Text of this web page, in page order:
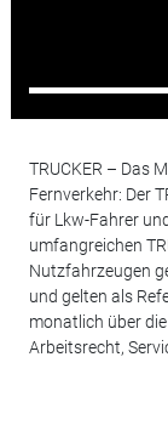
TRUCKER – Das
Fernverkehr: Der
für Lkw-Fahrer
umfangreichen
Nutzfahrzeugen
und gelten als
monatlich über
Arbeitsrecht,